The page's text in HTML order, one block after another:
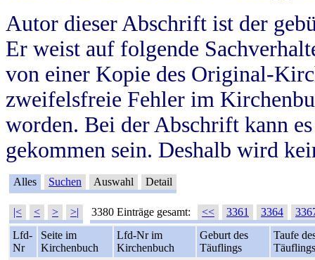
Autor dieser Abschrift ist der
Er weist auf folgende
von einer Kopie des Original-
zweifelsfreie Fehler im
worden. Bei der Abschrift kann
gekommen sein. Deshalb wird
Alles Suchen Auswahl Detail
|< < > >| 3380 Einträge gesamt: << 3361 3364
Lfd-
Nr
Seite im
Kirchenbuch
Lfd-Nr im
Kirchenbuch
Geburt des
Täuflings
Taufe
Täuflings